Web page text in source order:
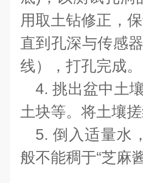
用取土钻修正，
直到孔深与传感
线），打孔完成。
4. 挑出盆中土
土块等。将土壤
5. 倒入适量水
般不能稠于“芝麻